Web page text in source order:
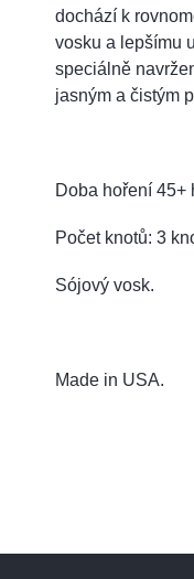
dochází k
vosku a lepšímu
speciálně
jasným a čistým
Doba hoření 45+
Počet knotů: 3
Sójový vosk.
Made in USA.